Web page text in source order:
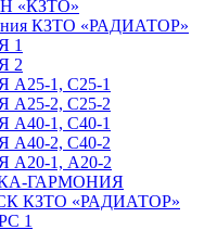
«КЗТО»
КЗТО «РАДИАТОР»
1
2
1, С25-1
2, С25-2
1, С40-1
2, С40-2
1, А20-2
ГАРМОНИЯ
КЗТО «РАДИАТОР»
1